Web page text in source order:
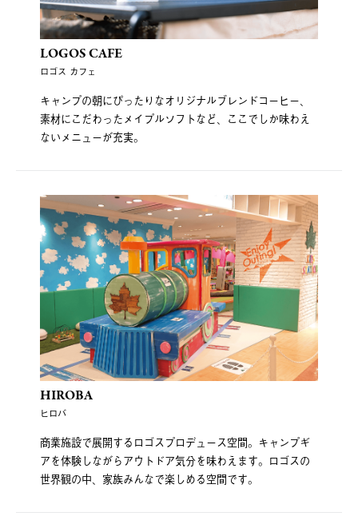
LOGOS CAFE
ロゴス カフェ
キャンプの朝にぴったりなオリジナルブレンドコーヒー、
素材にこだわったメイプルソフトなど、ここでしか味わえ
ないメニューが充実。
HIROBA
ヒロバ
商業施設で展開するロゴスプロデュース空間。キャンプギ
アを体験しながらアウトドア気分を味わえます。ロゴスの
世界観の中、家族みんなで楽しめる空間です。